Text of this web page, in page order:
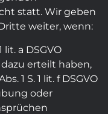
statt. Wir geben
weiter, wenn:
lit. a DSGVO
erteilt haben,
1 S. 1 lit. f DSGVO
oder